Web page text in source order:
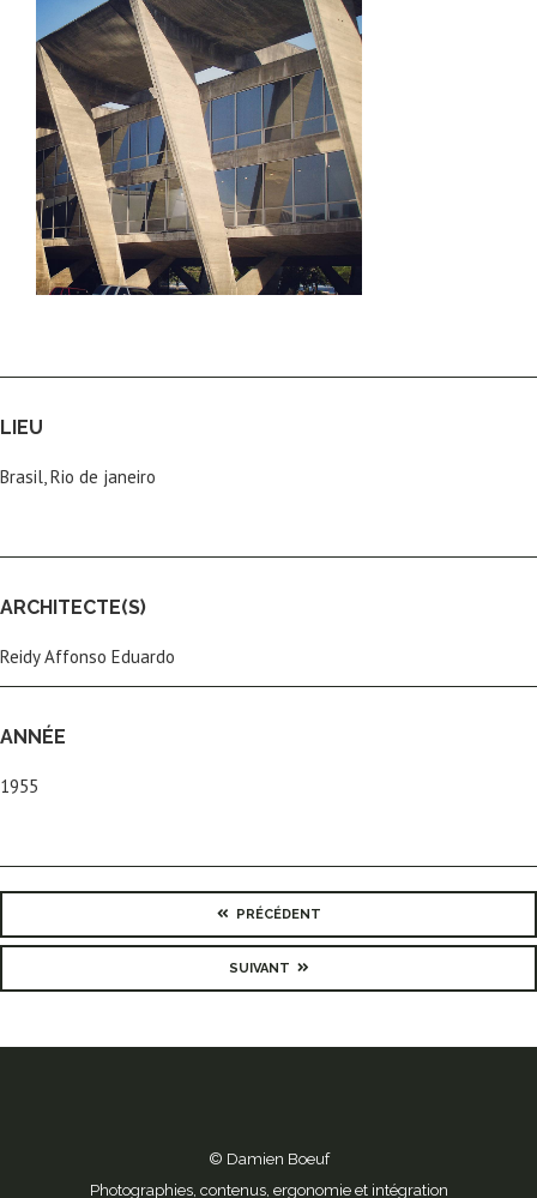
LIEU
Brasil, Rio de janeiro
ARCHITECTE(S)
Reidy Affonso Eduardo
ANNÉE
1955
PRÉCÉDENT
SUIVANT
© Damien Boeuf
Photographies, contenus, ergonomie et intégration